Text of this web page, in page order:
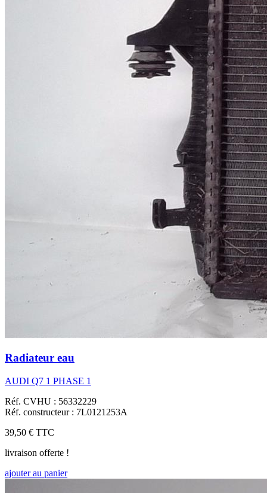
Radiateur eau
AUDI Q7 1 PHASE 1
Réf. CVHU : 56332229
Réf. constructeur : 7L0121253A
39,50 € TTC
livraison offerte !
ajouter au panier